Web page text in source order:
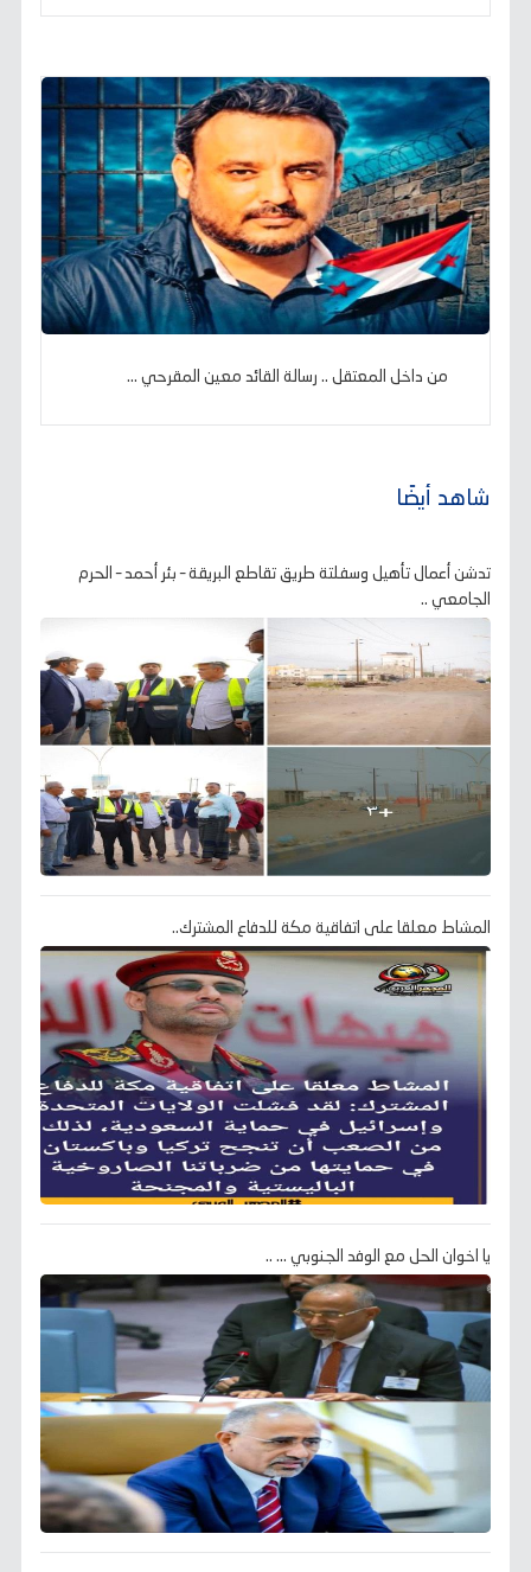
من داخل المعتقل .. رسالة القائد معين المقرحي ...
شاهد أيضًا
تدشن أعمال تأهيل وسفلتة طريق تقاطع البريقة – بئر أحمد – الحرم
الجامعي ..
المشاط معلقا على اتفاقية مكة للدفاع المشترك..
يا اخوان الحل مع الوفد الجنوبي ... ..